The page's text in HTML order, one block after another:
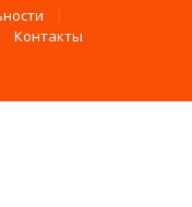
Контакты